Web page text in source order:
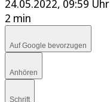
24.05.2022, 09:59 Uhr
2 min
Auf Google bevorzugen
Anhören
Schrift